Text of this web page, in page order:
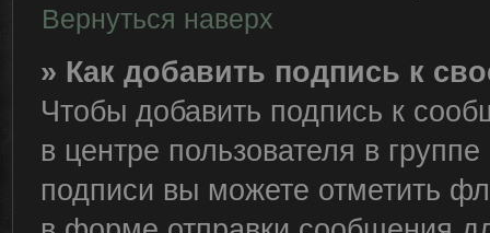
Вернуться наверх
» Как добавить подпись к
Чтобы добавить подпись к
в центре пользователя в
подписи вы можете отметить